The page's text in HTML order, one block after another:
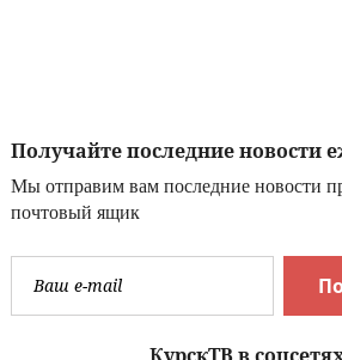
Получайте последние новости
Мы отправим вам последние новости
почтовый ящик
КурскТВ в